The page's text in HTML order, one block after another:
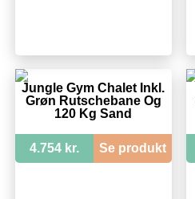
Jungle Gym Chalet Inkl.
Grøn Rutschebane Og
120 Kg Sand
4.754 kr. Se produkt